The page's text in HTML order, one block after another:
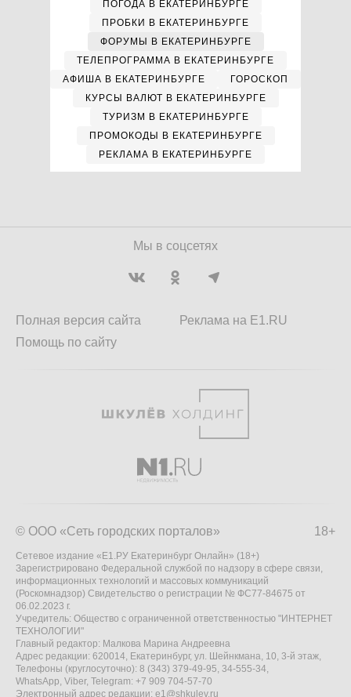
ПОГОДА В ЕКАТЕРИНБУРГЕ
ПРОБКИ В ЕКАТЕРИНБУРГЕ
ФОРУМЫ В ЕКАТЕРИНБУРГЕ
ТЕЛЕПРОГРАММА В ЕКАТЕРИНБУРГЕ
АФИША В ЕКАТЕРИНБУРГЕ
ГОРОСКОП
КУРСЫ ВАЛЮТ В ЕКАТЕРИНБУРГЕ
ТУРИЗМ В ЕКАТЕРИНБУРГЕ
ПРОМОКОДЫ В ЕКАТЕРИНБУРГЕ
РЕКЛАМА В ЕКАТЕРИНБУРГЕ
Мы в соцсетях
Полная версия сайта
Помощь по сайту
Реклама на E1.RU
18+
© ООО «Сеть городских порталов»
Сетевое издание «Е1.РУ Екатеринбург Онлайн» (18+)
Зарегистрировано Федеральной службой по надзору в сфере связи,
информационных технологий и массовых коммуникаций
(Роскомнадзор) Свидетельство о регистрации № ФС77-84675 от
06.02.2023 г.
Учредитель: Общество с ограниченной ответственностью "ИНТЕРНЕТ
ТЕХНОЛОГИИ"
Главный редактор: Малкова Марина Андреевна
Адрес редакции: 620014, Екатеринбург, ул. Шейнкмана, 10, 3-й этаж,
Телефоны (круглосуточно): 8 (343) 379-49-95, 34-555-34,
WhatsApp, Viber, Telegram: +7 909 704-57-70
Электронный адрес редакции: e1@shkulev.ru